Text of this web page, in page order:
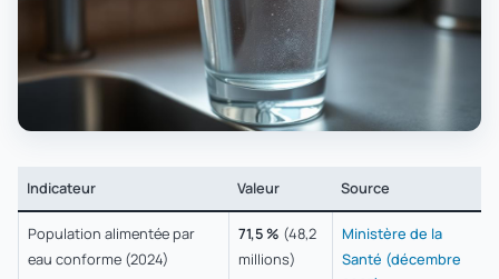
Indicateur Valeur Source
Population alimentée par
eau conforme (2024)
71,5 % (48,2
millions)
Ministère de la
Santé (décembre